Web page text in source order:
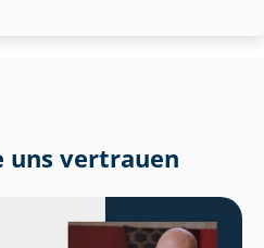
uns vertrauen